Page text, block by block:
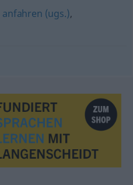
anfahren (ugs.),